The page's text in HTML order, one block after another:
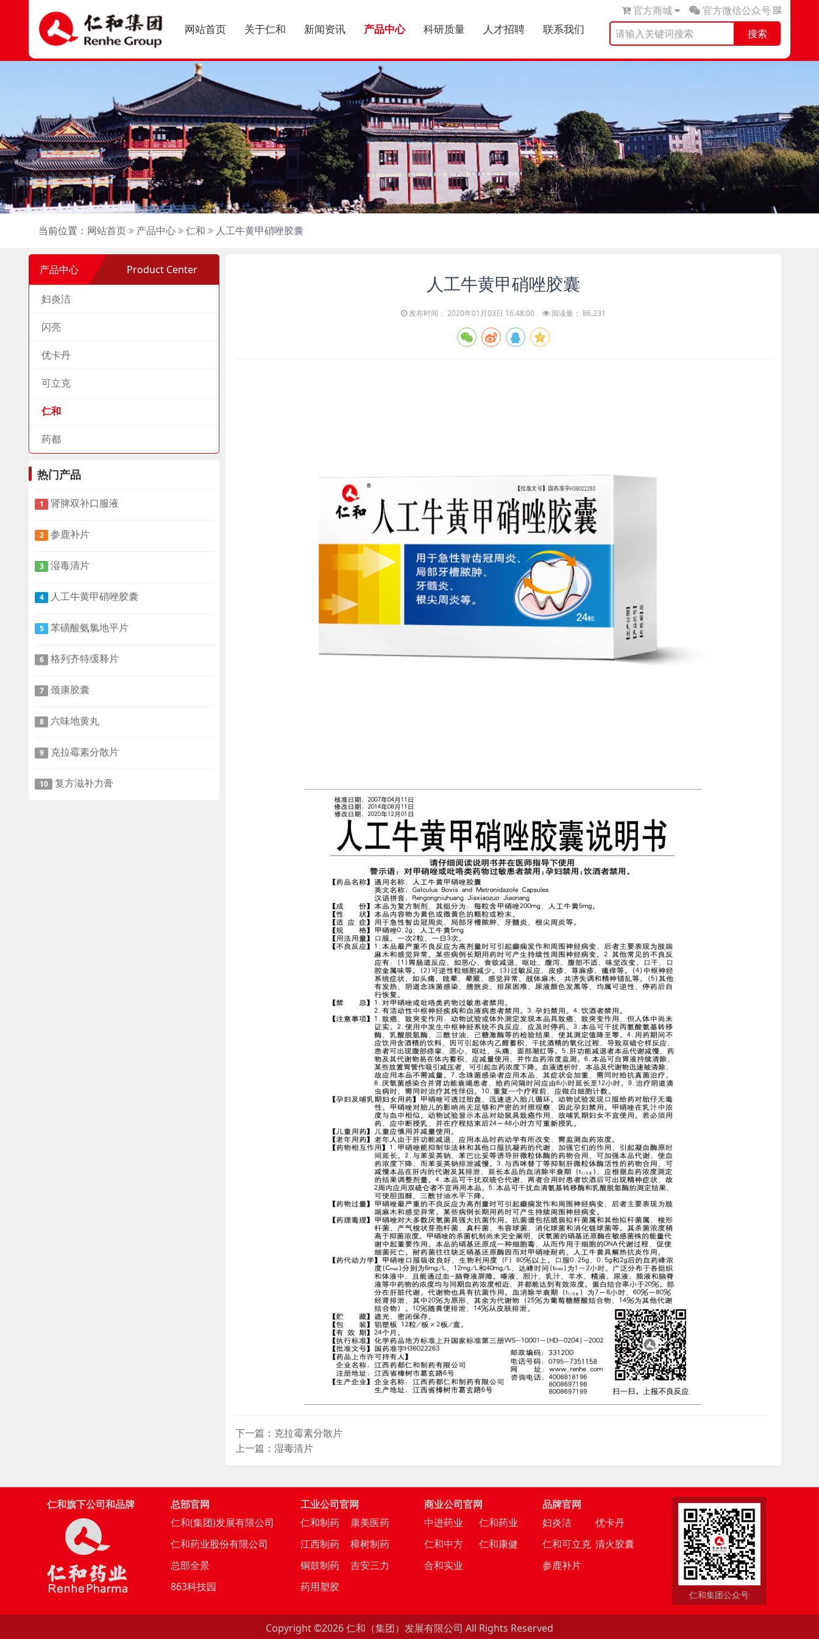
网站首页 关于仁和 新闻资讯 产品中心 科研质量 人才招聘 联系我们
官方微信公众号
官方商城
搜索
当前位置： 网站首页 产品中心 仁和 人工牛黄甲硝唑胶囊
产品中心 Product Center
妇炎洁
闪亮
优卡丹
可立克
仁和
药都
热门产品
1 肾脾双补口服液
2 参鹿补片
3 湿毒清片
4 人工牛黄甲硝唑胶囊
5 苯磺酸氨氯地平片
6 格列齐特缓释片
7 颈康胶囊
8 六味地黄丸
9 克拉霉素分散片
10 复方滋补力膏
人工牛黄甲硝唑胶囊
发布时间： 2020年01月03日 16:48:00 阅读量： 86,231
下一篇：克拉霉素分散片
上一篇：湿毒清片
仁和旗下公司和品牌
总部官网
仁和(集团)发展有限公司
仁和药业股份有限公司
总部全景
863科技园
工业公司官网
仁和制药
康美医药
江西制药
樟树制药
铜鼓制药
吉安三力
药用塑胶
商业公司官网
中进药业
仁和药业
仁和中方
仁和康健
合和实业
品牌官网
妇炎洁
优卡丹
仁和可立克 清火胶囊
参鹿补片
仁和集团公众号
Copyright ©2026 仁和（集团）发展有限公司 All Rights Reserved